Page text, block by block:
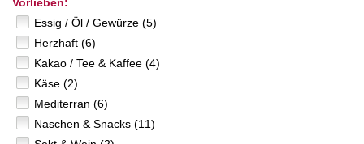
Essig / Öl / Gewürze (5)
Herzhaft (6)
Kakao / Tee & Kaffee (4)
Käse (2)
Mediterran (6)
Naschen & Snacks (11)